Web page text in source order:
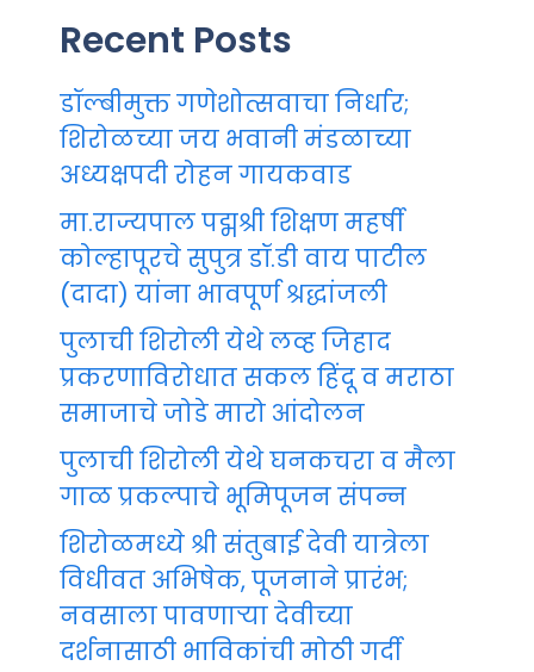
Recent Posts
डॉल्बीमुक्त गणेशोत्सवाचा निर्धार;
शिरोळच्या जय भवानी मंडळाच्या
अध्यक्षपदी रोहन गायकवाड
मा.राज्यपाल पद्मश्री शिक्षण महर्षी
कोल्हापूरचे सुपुत्र डॉ.डी वाय पाटील
(दादा) यांना भावपूर्ण श्रद्धांजली
पुलाची शिरोली येथे लव्ह जिहाद
प्रकरणाविरोधात सकल हिंदू व मराठा
समाजाचे जोडे मारो आंदोलन
पुलाची शिरोली येथे घनकचरा व मैला
गाळ प्रकल्पाचे भूमिपूजन संपन्न
शिरोळमध्ये श्री संतुबाई देवी यात्रेला
विधीवत अभिषेक, पूजनाने प्रारंभ;
नवसाला पावणाऱ्या देवीच्या
दर्शनासाठी भाविकांची मोठी गर्दी